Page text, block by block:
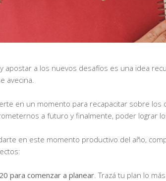
apostar a los nuevos desafíos es una idea
avecina.
en un momento para recapacitar sobre
a futuro y finalmente, poder lograr
en este momento productivo del año,
para comenzar a planear . Trazá tu plan lo